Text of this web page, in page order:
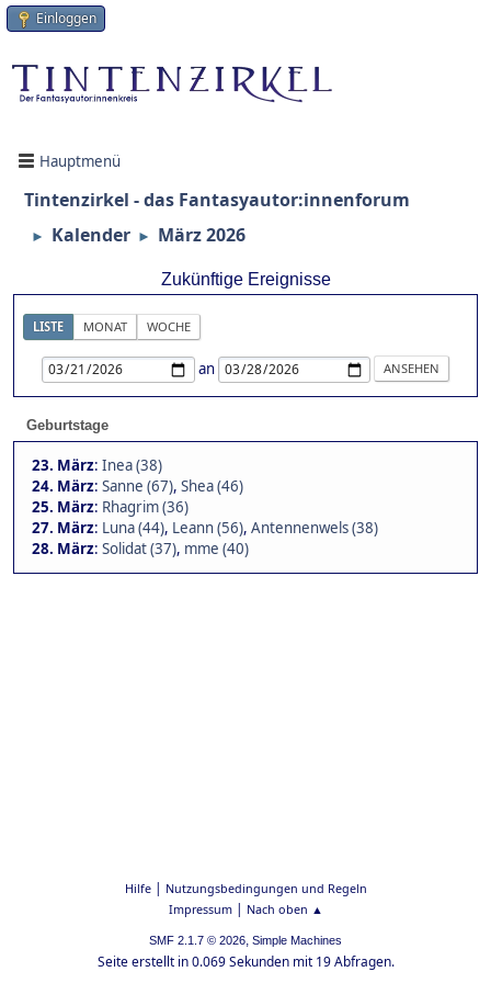
Einloggen
Hauptmenü
Tintenzirkel - das Fantasyautor:innenforum
► Kalender ► März 2026
Zukünftige Ereignisse
LISTE MONAT WOCHE
an
Geburtstage
23. März: Inea (38)
24. März: Sanne (67), Shea (46)
25. März: Rhagrim (36)
27. März: Luna (44), Leann (56), Antennenwels (38)
28. März: Solidat (37), mme (40)
Hilfe| Nutzungsbedingungen und Regeln
Impressum| Nach oben ▲
SMF 2.1.7 © 2026, Simple Machines
Seite erstellt in 0.069 Sekunden mit 19 Abfragen.